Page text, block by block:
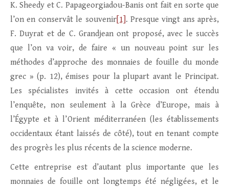
K. Sheedy et C. Papageorgiadou-Banis ont fait en sorte que
l’on en conservât le souvenir[1] . Presque vingt ans après,
F. Duyrat et de C. Grandjean ont proposé, avec le succès
que l’on va voir, de faire « un nouveau point sur les
méthodes d’approche des monnaies de fouille du monde
grec » (p. 12), émises pour la plupart avant le Principat.
Les spécialistes invités à cette occasion ont étendu
l’enquête, non seulement à la Grèce d’Europe, mais à
l’Égypte et à l’Orient méditerranéen (les établissements
occidentaux étant laissés de côté), tout en tenant compte
des progrès les plus récents de la science moderne.
Cette entreprise est d’autant plus importante que les
monnaies de fouille ont longtemps été négligées, et le